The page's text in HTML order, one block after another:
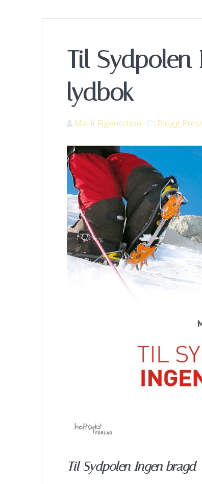
Til
lydbok
Marit Figenschou Blogg
Til Sydpolen Ingen bragd